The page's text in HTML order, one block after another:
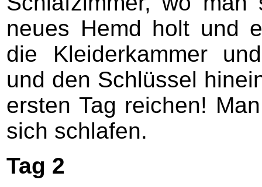
neues Hemd holt und
die Kleiderkammer
und den Schlüssel
ersten Tag reichen!
sich schlafen.
Tag 2